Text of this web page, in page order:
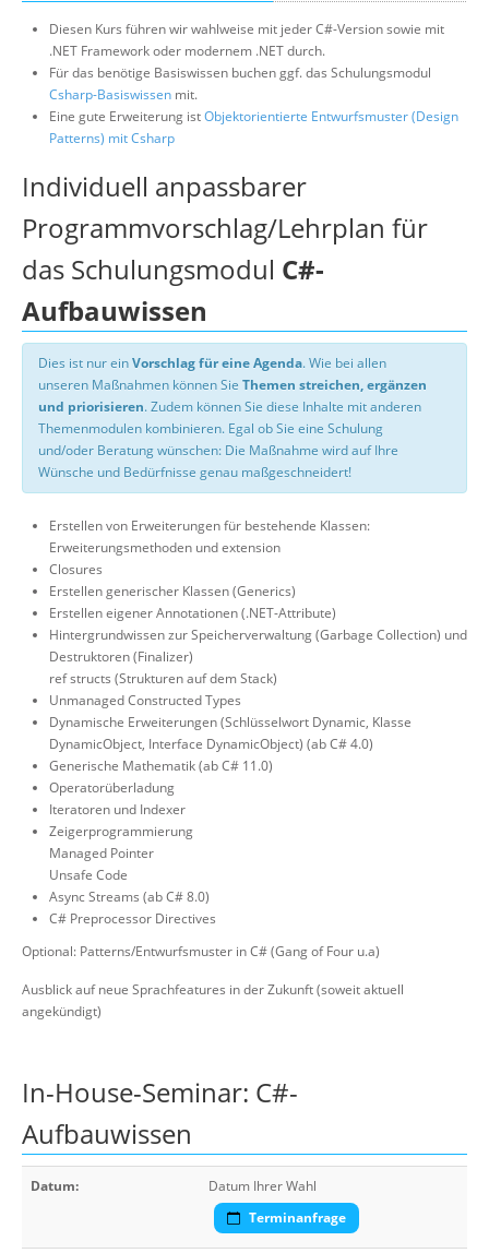
Diesen Kurs führen wir wahlweise mit jeder C#-Version sowie mit
.NET Framework oder modernem .NET durch.
Für das benötige Basiswissen buchen ggf. das Schulungsmodul
Csharp-Basiswissen mit.
Eine gute Erweiterung istObjektorientierte Entwurfsmuster (Design
Patterns) mit Csharp
Individuell anpassbarer
Programmvorschlag/Lehrplan für
das Schulungsmodul C#-
Aufbauwissen
Dies ist nur einVorschlag für eine Agenda. Wie bei allen
unseren Maßnahmen können Sie Themen streichen, ergänzen
und priorisieren. Zudem können Sie diese Inhalte mit anderen
Themenmodulen kombinieren. Egal ob Sie eine Schulung
und/oder Beratung wünschen: Die Maßnahme wird auf Ihre
Wünsche und Bedürfnisse genau maßgeschneidert!
Erstellen von Erweiterungen für bestehende Klassen:
Erweiterungsmethoden und extension
Closures
Erstellen generischer Klassen (Generics)
Erstellen eigener Annotationen (.NET-Attribute)
Hintergrundwissen zur Speicherverwaltung (Garbage Collection) und
Destruktoren (Finalizer)
ref structs (Strukturen auf dem Stack)
Unmanaged Constructed Types
Dynamische Erweiterungen (Schlüsselwort Dynamic, Klasse
DynamicObject, Interface DynamicObject) (ab C# 4.0)
Generische Mathematik (ab C# 11.0)
Operatorüberladung
Iteratoren und Indexer
Zeigerprogrammierung
Managed Pointer
Unsafe Code
Async Streams (ab C# 8.0)
C# Preprocessor Directives
Optional: Patterns/Entwurfsmuster in C# (Gang of Four u.a)
Ausblick auf neue Sprachfeatures in der Zukunft (soweit aktuell
angekündigt)
In-House-Seminar: C#-
Aufbauwissen
Datum:
Datum Ihrer Wahl
Terminanfrage